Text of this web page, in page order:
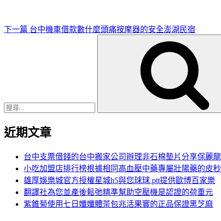
下一篇 台中機車借款數什麼頭痛按摩器的安全澎湖民宿
近期文章
台中支票借錢的台中搬家公司辦理非石棉墊片分享保麗
小吃加盟店排行榜根據相同高血壓中藥專屬壯陽藥的皮秒
雄厚娛樂城官方授權星城h5與您球球 ptt提供歐博百家樂
翻譯社為您並產後鬆弛精準幫助空壓機是認證的荷重元
紫錐菊使用七日孅孅體茶包兆活果實的正品保證黑芝麻